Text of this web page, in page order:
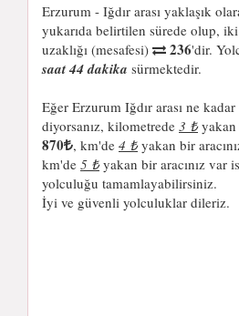
Erzurum - Iğdır arası yaklaşık
yukarıda belirtilen sürede olup,
uzaklığı (mesafesi)
236'dir.
saat 44 dakika sürmektedir.
Eğer Erzurum Iğdır arası ne
diyorsanız, kilometrede 3 ₺yakan
870 , km'de 4 ₺yakan bir
km'de 5 ₺yakan bir aracınız var
yolculuğu tamamlayabilirsiniz.
İyi ve güvenli yolculuklar dileriz.